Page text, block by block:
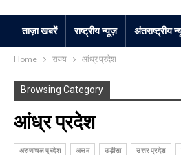
ताज़ा खबरें राष्ट्रीय न्यूज़ अंतराष्ट्रीय
Home राज्य आंध्र प्रदेश
Browsing Category
आंध्र प्रदेश
अरुणाचल प्रदेश असम उड़ीसा उत्तर प्रदेश